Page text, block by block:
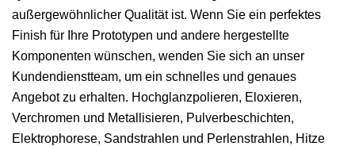
außergewöhnlicher Qualität ist. Wenn Sie ein perfektes
Finish für Ihre Prototypen und andere hergestellte
Komponenten wünschen, wenden Sie sich an unser
Kundendienstteam, um ein schnelles und genaues
Angebot zu erhalten. Hochglanzpolieren, Eloxieren,
Verchromen und Metallisieren, Pulverbeschichten,
Elektrophorese, Sandstrahlen und Perlenstrahlen, Hitze